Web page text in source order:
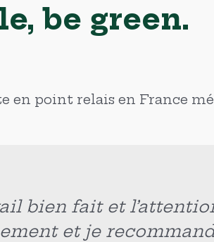
be green.
en point relais en France
des produits
pour le travail.